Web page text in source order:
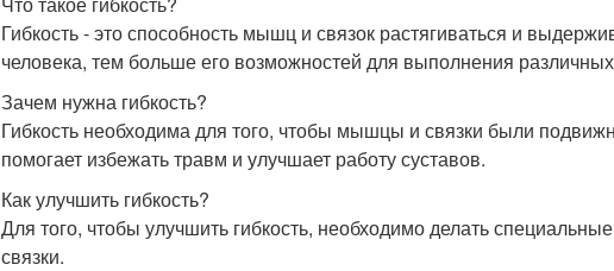
Гибкость - это способность мышц и связок растягиваться и
человека, тем больше его возможностей для выполнения
Зачем нужна гибкость?
Гибкость необходима для того, чтобы мышцы и связки были
помогает избежать травм и улучшает работу суставов.
Как улучшить гибкость?
Для того, чтобы улучшить гибкость, необходимо делать
связки.